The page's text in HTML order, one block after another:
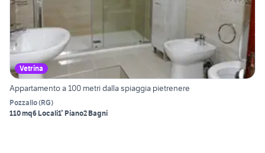
Vetrina
Appartamento a 100 metri dalla spiaggia pietrenere
Pozzallo(RG)
110 mq6 Locali1° Piano2 Bagni